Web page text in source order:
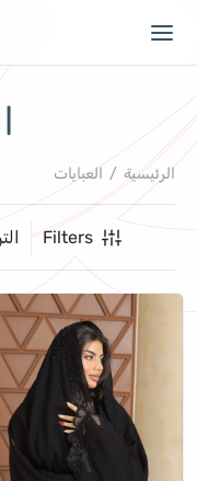
الرئيسية / العبايات
Filters